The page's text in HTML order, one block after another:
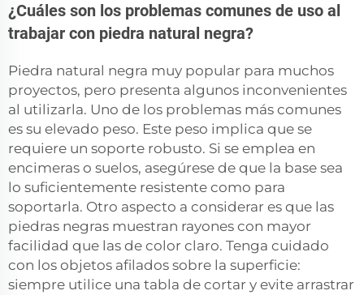
¿Cuáles son los problemas comunes de uso al
trabajar con piedra natural negra?
Piedra natural negra muy popular para muchos
proyectos, pero presenta algunos inconvenientes
al utilizarla. Uno de los problemas más comunes
es su elevado peso. Este peso implica que se
requiere un soporte robusto. Si se emplea en
encimeras o suelos, asegúrese de que la base sea
lo suficientemente resistente como para
soportarla. Otro aspecto a considerar es que las
piedras negras muestran rayones con mayor
facilidad que las de color claro. Tenga cuidado
con los objetos afilados sobre la superficie:
siempre utilice una tabla de cortar y evite arrastrar